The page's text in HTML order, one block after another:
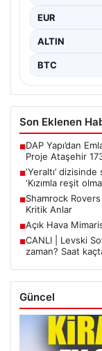
EUR
ALTIN
BTC
Son Eklenen
■DAP Yapı’dan
Proje Ataşehir
■‘Yeraltı’
‘Kızımla reşit
■Shamrock Rovers
Kritik Anlar
■Açık Hava
■CANLI | Levski
zaman? Saat
Güncel